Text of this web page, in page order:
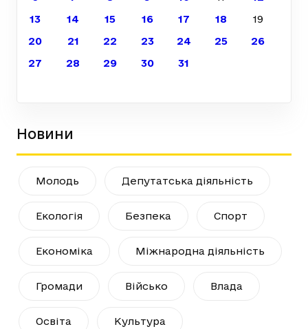
13
14 15 16 17 18
19
20
21 22 23 24 25
26
27
28 29 30 31
Новини
Молодь Депутатська діяльність
Екологія Безпека Спорт
Економіка Міжнародна діяльність
Громади Військо Влада
Освіта Культура